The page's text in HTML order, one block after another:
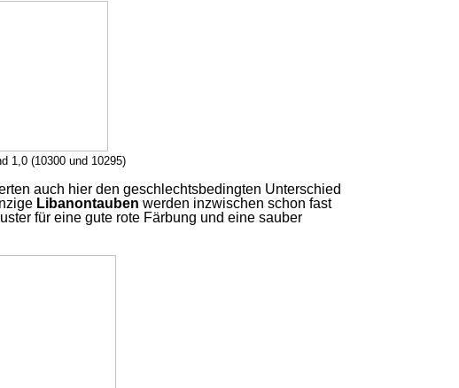
1,0 (10300 und 10295)
auch hier den geschlechtsbedingten Unterschied
Libanontauben werden inzwischen schon fast
für eine gute rote Färbung und eine sauber